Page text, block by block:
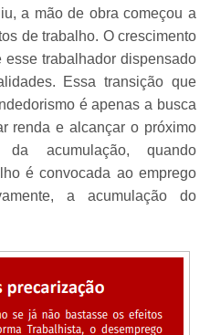
a mão de obra começou a
de trabalho. O crescimento
trabalhador dispensado
Essa transição que
é apenas a busca
renda e alcançar o próximo
acumulação, quando
é convocada ao emprego
a acumulação do